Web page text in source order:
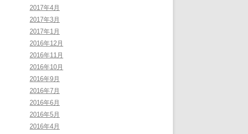
2017年4月
2017年3月
2017年1月
2016年12月
2016年11月
2016年10月
2016年9月
2016年7月
2016年6月
2016年5月
2016年4月